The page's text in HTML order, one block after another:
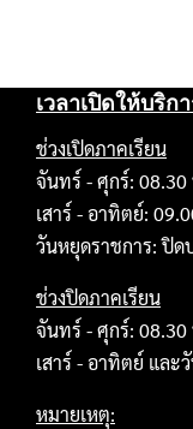
เวลาเปิดให้บริ
ช่วงเปิดภาคเรียน
จันทร์ - ศุกร์: 08.30
เสาร์ - อาทิตย์:
วันหยุดราชการ: ปิด
ช่วงปิดภาคเรียน
จันทร์ - ศุกร์: 08.30
เสาร์ - อาทิตย์ และ
หมายเหตุ: